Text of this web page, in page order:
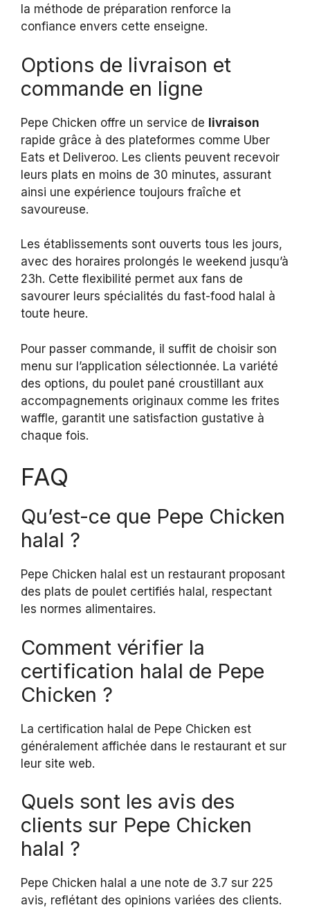
la méthode de préparation renforce la
confiance envers cette enseigne.
Options de livraison et
commande en ligne
Pepe Chicken offre un service de livraison
rapide grâce à des plateformes comme Uber
Eats et Deliveroo. Les clients peuvent recevoir
leurs plats en moins de 30 minutes, assurant
ainsi une expérience toujours fraîche et
savoureuse.
Les établissements sont ouverts tous les jours,
avec des horaires prolongés le weekend jusqu’à
23h. Cette flexibilité permet aux fans de
savourer leurs spécialités du fast-food halal à
toute heure.
Pour passer commande, il suffit de choisir son
menu sur l’application sélectionnée. La variété
des options, du poulet pané croustillant aux
accompagnements originaux comme les frites
waffle, garantit une satisfaction gustative à
chaque fois.
FAQ
Qu’est-ce que Pepe Chicken
halal ?
Pepe Chicken halal est un restaurant proposant
des plats de poulet certifiés halal, respectant
les normes alimentaires.
Comment vérifier la
certification halal de Pepe
Chicken ?
La certification halal de Pepe Chicken est
généralement affichée dans le restaurant et sur
leur site web.
Quels sont les avis des
clients sur Pepe Chicken
halal ?
Pepe Chicken halal a une note de 3.7 sur 225
avis, reflétant des opinions variées des clients.